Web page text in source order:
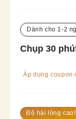
Dành cho 1-2
Chụp 30
Áp dụng coupon
Độ hài lòng cao!